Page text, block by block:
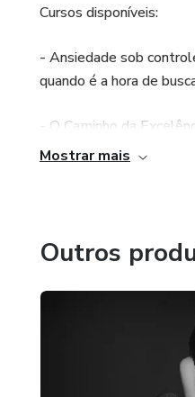
Cursos disponíveis:
- Ansiedade sob
quando é a hora de
- O Caminho da
ferramentas práticas e
Mostrar mais
Outros